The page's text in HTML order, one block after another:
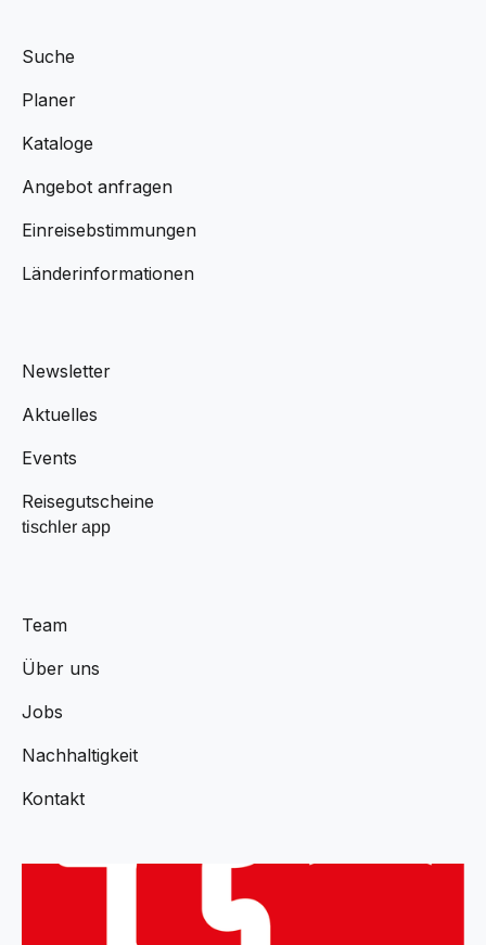
Suche
Planer
Kataloge
Angebot anfragen
Einreisebstimmungen
Länderinformationen
Newsletter
Aktuelles
Events
Reisegutscheine
tischler app
Team
Über uns
Jobs
Nachhaltigkeit
Kontakt